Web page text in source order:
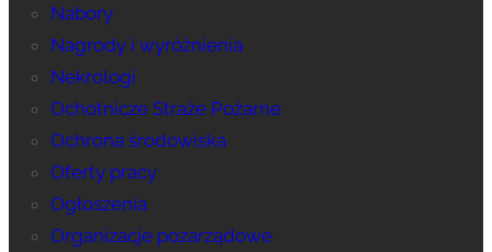
Nabory
Nagrody i wyróżnienia
Nekrologi
Ochotnicze Straże Pożarne
Ochrona środowiska
Oferty pracy
Ogłoszenia
Organizacje pozarządowe